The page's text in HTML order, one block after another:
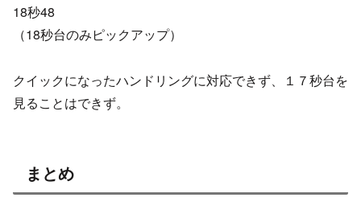
18秒48
（18秒台のみピックアップ）
クイックになったハンドリングに対応できず、１７秒台を
見ることはできず。
まとめ